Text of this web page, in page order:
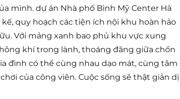
mình. dự án Nhà phố Bình Mỹ Center Hà
quy hoạch các tiện ích nội khu hoàn hảo
Với mảng xanh bao phủ khu vực xung
khí trong lành, thoáng đãng giữa chốn
đình có thể cùng nhau dạo mát, cùng tâm
của công viên. Cuộc sống sẽ thật giản dị